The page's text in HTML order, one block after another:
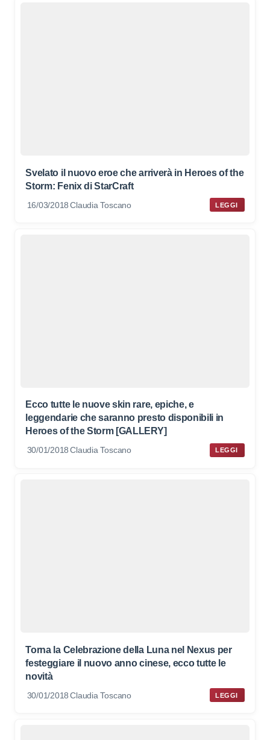
Svelato il nuovo eroe che arriverà in Heroes of the
Storm: Fenix di StarCraft
16/03/2018 Claudia Toscano LEGGI
Ecco tutte le nuove skin rare, epiche, e
leggendarie che saranno presto disponibili in
Heroes of the Storm [GALLERY]
30/01/2018 Claudia Toscano LEGGI
Torna la Celebrazione della Luna nel Nexus per
festeggiare il nuovo anno cinese, ecco tutte le
novità
30/01/2018 Claudia Toscano LEGGI